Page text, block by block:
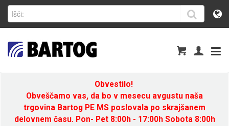
Obvestilo!
Obveščamo vas, da bo v mesecu avgustu naša
trgovina Bartog PE MS poslovala po skrajšanem
delovnem času. Pon- Pet 8:00h - 17:00h Sobota 8:00h